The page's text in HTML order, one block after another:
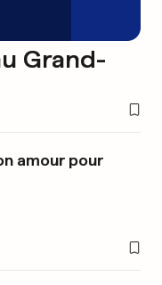
Grand-
amour pour